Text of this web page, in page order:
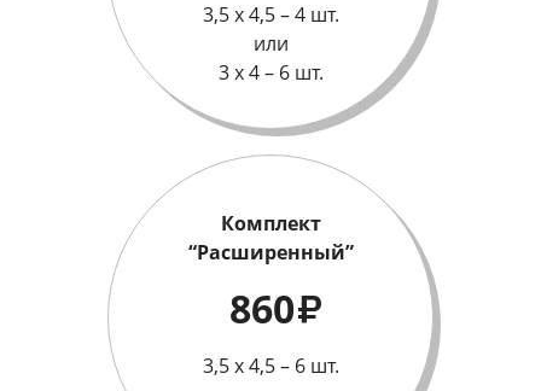
3,5 х 4,5 – 4 шт.
или
3 х 4 – 6 шт.
Комплект
“Расширенный”
860₽
3,5 х 4,5 – 6 шт.